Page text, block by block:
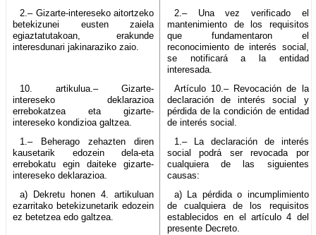
2.– Gizarte-intereseko aitortzeko
betekizunei eusten zaiela
egiaztatutakoan, erakunde
interesdunari jakinaraziko zaio.
2.– Una vez verificado el
mantenimiento de los requisitos
que fundamentaron el
reconocimiento de interés social,
se notificará a la entidad
interesada.
10. artikulua.– Gizarte-
intereseko deklarazioa
errebokatzea eta gizarte-
intereseko kondizioa galtzea.
Artículo 10.– Revocación de la
declaración de interés social y
pérdida de la condición de entidad
de interés social.
1.– Beherago zehazten diren
kausetarik edozein dela-eta
errebokatu egin daiteke gizarte-
intereseko deklarazioa.
1.– La declaración de interés
social podrá ser revocada por
cualquiera de las siguientes
causas:
a) Dekretu honen 4. artikuluan
ezarritako betekizunetarik edozein
ez betetzea edo galtzea.
a) La pérdida o incumplimiento
de cualquiera de los requisitos
establecidos en el artículo 4 del
presente Decreto.